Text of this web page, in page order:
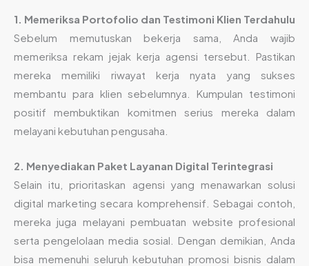
1. Memeriksa Portofolio dan Testimoni Klien Terdahulu
Sebelum memutuskan bekerja sama, Anda wajib
memeriksa rekam jejak kerja agensi tersebut. Pastikan
mereka memiliki riwayat kerja nyata yang sukses
membantu para klien sebelumnya. Kumpulan testimoni
positif membuktikan komitmen serius mereka dalam
melayani kebutuhan pengusaha.
2. Menyediakan Paket Layanan Digital Terintegrasi
Selain itu, prioritaskan agensi yang menawarkan solusi
digital marketing secara komprehensif. Sebagai contoh,
mereka juga melayani pembuatan website profesional
serta pengelolaan media sosial. Dengan demikian, Anda
bisa memenuhi seluruh kebutuhan promosi bisnis dalam